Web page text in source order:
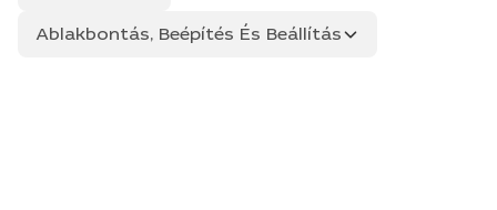
Ablakbontás, Beépítés És Beállítás